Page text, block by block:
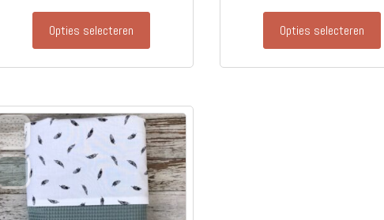
Opties selecteren
Dit
Deze
optie
kan
gekozen
worden
op
Opties selecteren